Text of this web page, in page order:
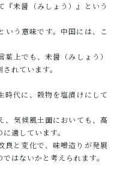
『未醤（みしょう）』という
いう意味です。中国には、こ
上でも、未醤（みしょう）
れています。
時代に、穀物を塩漬けにして
、気候風土面においても、高
適しています。
良と変化で、味噌造りが発展
はないかと考えられます。